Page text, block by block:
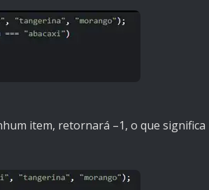
item, retornará –1, o que significa